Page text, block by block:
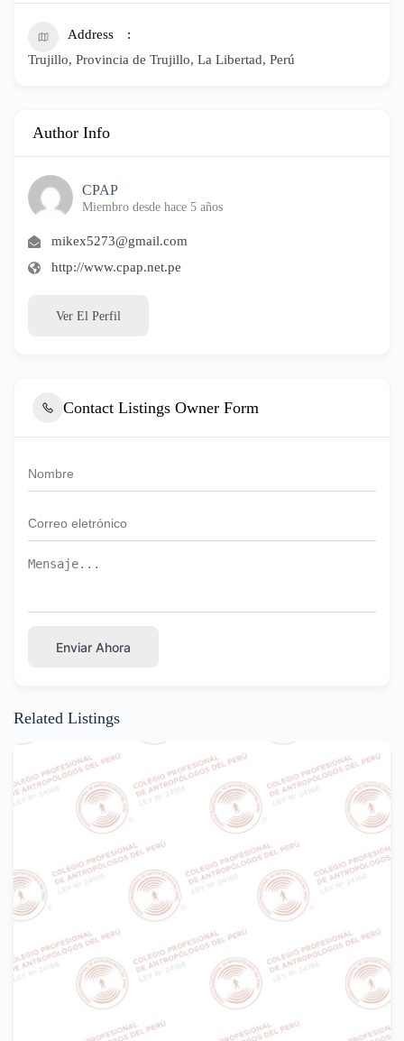
Address
Trujillo, Provincia de Trujillo, La Libertad, Perú
Author Info
CPAP
Miembro desde hace 5 años
mikex5273@gmail.com
http://www.cpap.net.pe
Ver El Perfil
Contact Listings Owner Form
Enviar Ahora
Related Listings